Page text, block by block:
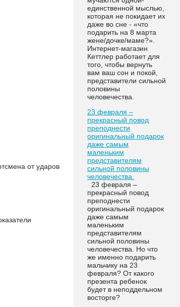
от ударов
единственной мыслью,
которая не покидает их
даже во сне - «что
подарить на 8 марта
жене/дочке/маме?».
Интернет-магазин
Кеттлер работает для
того, чтобы вернуть
вам ваш сон и покой,
представители сильной
половины
человечества.
23 февраля –
прекрасный повод
преподнести
оригинальный подарок
даже самым
маленьким
представителям
сильной половины
человечества.
23 февраля –
прекрасный повод
преподнести
оригинальный подарок
даже самым
маленьким
представителям
сильной половины
человечества. Но что
же именно подарить
мальчику на 23
февраля? От какого
презента ребенок
будет в неподдельном
восторге?